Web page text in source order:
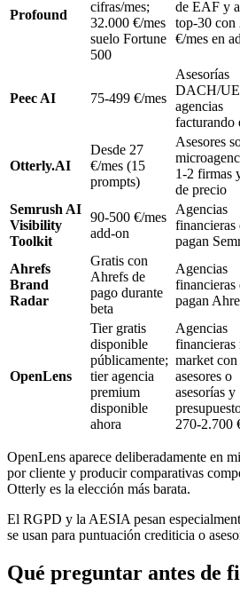
Profound
cifras/mes;
32.000 €/mes
suelo Fortune
500
de EAF y
top-30 con
€/mes en
Peec AI 75-499 €/mes
Asesorías
DACH/
agencias
facturando
Otterly.AI
Desde 27
€/mes (15
prompts)
Asesores
1-2 firmas
de precio
Semrush AI
Visibility
Toolkit
90-500 €/mes
add-on
Agencias
financieras
pagan
Ahrefs
Brand
Radar
Gratis con
Ahrefs de
pago durante
beta
Agencias
financieras
pagan
OpenLens
Tier gratis
disponible
públicamente;
tier agencia
premium
disponible
ahora
Agencias
financieras
market
asesores o
asesorías y
270-2.700
OpenLens aparece deliberadamente en
por cliente y producir comparativas
Otterly es la elección más barata.
El RGPD y la AESIA pesan
se usan para puntuación crediticia o
Qué preguntar antes de